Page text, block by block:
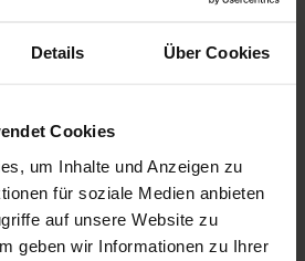
Details Über Cookies
Cookies
um Inhalte und Anzeigen zu
für soziale Medien anbieten
auf unsere Website zu
geben wir Informationen zu Ihrer
Haushaltsauflösung
ab?
zur Durchführung